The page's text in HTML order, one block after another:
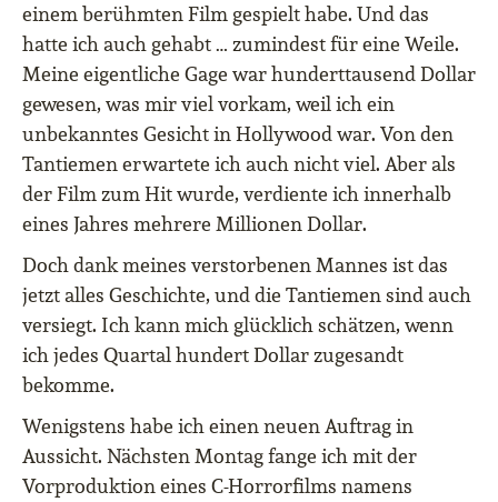
einem berühmten Film gespielt habe. Und das
hatte ich auch gehabt … zumindest für eine Weile.
Meine eigentliche Gage war hunderttausend Dollar
gewesen, was mir viel vorkam, weil ich ein
unbekanntes Gesicht in Hollywood war. Von den
Tantiemen erwartete ich auch nicht viel. Aber als
der Film zum Hit wurde, verdiente ich innerhalb
eines Jahres mehrere Millionen Dollar.
Doch dank meines verstorbenen Mannes ist das
jetzt alles Geschichte, und die Tantiemen sind auch
versiegt. Ich kann mich glücklich schätzen, wenn
ich jedes Quartal hundert Dollar zugesandt
bekomme.
Wenigstens habe ich einen neuen Auftrag in
Aussicht. Nächsten Montag fange ich mit der
Vorproduktion eines C-Horrorfilms namens